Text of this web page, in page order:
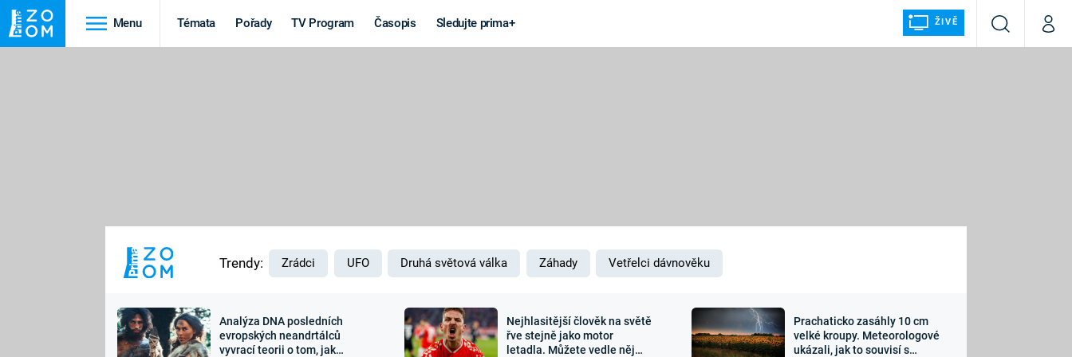
Menu Témata Pořady TV Program Časopis Sledujte prima+ ŽIVĚ
VyhledáváníMůj
MARS
Výročí
Záhady a
Zajímavosti Sledujte nás
Trendy: Zrádci UFO Druhá světová válka Záhady Vetřelci dávnověku
Analýza DNA posledních
evropských neandrtálců
vyvrací teorii o tom, jak
Nejhlasitější člověk na světě
řve stejně jako motor
letadla. Můžete vedle něj
Prachaticko zasáhly 10 cm
velké kroupy. Meteorologové
ukázali, jak to souvisí s